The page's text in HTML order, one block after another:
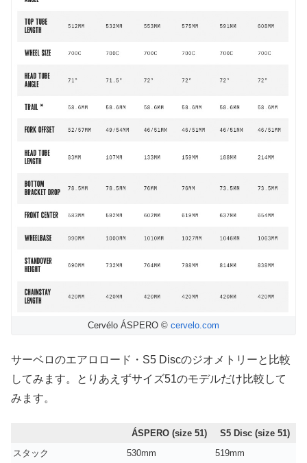
Cervélo ÁSPERO © cervelo.com
サーベロのエアロロード・S5 Discのジオメトリーと比較
してみます。とりあえずサイズ51のモデルだけ比較して
みます。
ÁSPERO (size 51)
S5 Disc (size 51)
スタック
530mm
519mm